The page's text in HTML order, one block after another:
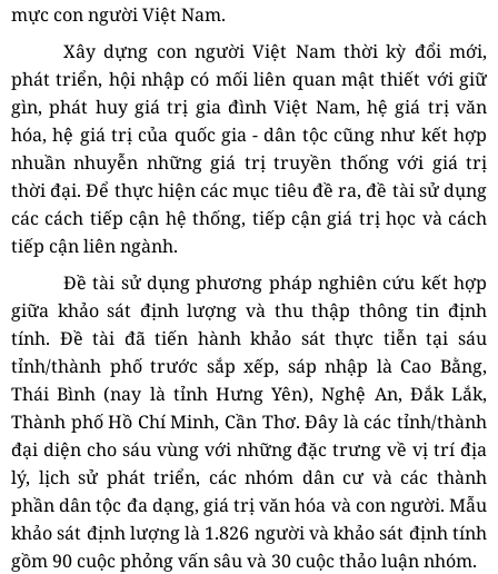
mực con người Việt Nam.
Xây dựng con người Việt Nam thời kỳ đổi mới,
phát triển, hội nhập có mối liên quan mật thiết với giữ
gìn, phát huy giá trị gia đình Việt Nam, hệ giá trị văn
hóa, hệ giá trị của quốc gia - dân tộc cũng như kết hợp
nhuần nhuyễn những giá trị truyền thống với giá trị
thời đại.Để thực hiện các mục tiêu đề ra, đề tài sử dụng
các cách tiếp cận hệ thống, tiếp cận giá trị học và cách
tiếp cận liên ngành.
Đề tài sử dụng phương pháp nghiên cứu kết hợp
giữa khảo sát định lượng và thu thập thông tin định
tính. Đề tài đãtiến hành khảo sát thực tiễn tại sáu
tỉnh/thành phố trước sắp xếp, sáp nhập là Cao Bằng,
Thái Bình (nay là tỉnh Hưng Yên), Nghệ An, Đắk Lắk,
Thành phố Hồ Chí Minh, Cần Thơ. Đây là các tỉnh/thành
đại diện cho sáu vùng với những đặc trưng về vị trí địa
lý, lịch sử phát triển, các nhóm dân cư và các thành
phần dân tộc đa dạng, giá trị văn hóa và con người. Mẫu
khảo sát định lượng là 1.826 người và khảo sát định tính
gồm90 cuộc phỏng vấn sâu và 30 cuộc thảo luận nhóm.